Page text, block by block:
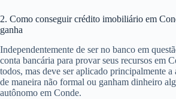
2. Como conseguir crédito imobiliário em
ganha
Independentemente de ser no banco em
conta bancária para provar seus recursos em
todos, mas deve ser aplicado principalmente a
de maneira não formal ou ganham dinheiro
autônomo em Conde.